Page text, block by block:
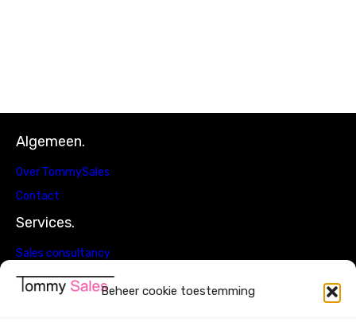
Beheer cookie toestemming
Algemeen.
Over TommySales
Contact
Services.
Sales consultancy
4Q Sales strategie